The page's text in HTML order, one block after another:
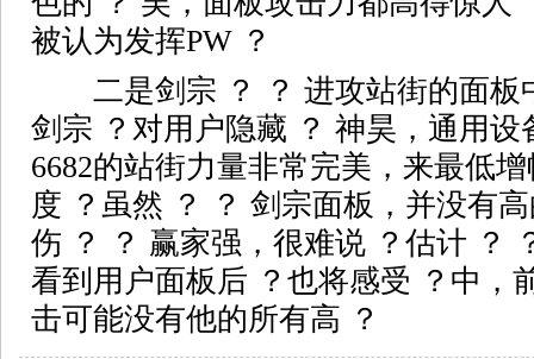
被认为发挥PW ？
二是剑宗 ？ ？ 进攻站街的面板
剑宗 ？对用户隐藏 ？ 神昊，通用设
6682的站街力量非常完美，来最低
度 ？虽然 ？ ？ 剑宗面板，并没有
伤 ？ ？ 赢家强，很难说 ？估计 ？
看到用户面板后 ？也将感受 ？中，
击可能没有他的所有高 ？